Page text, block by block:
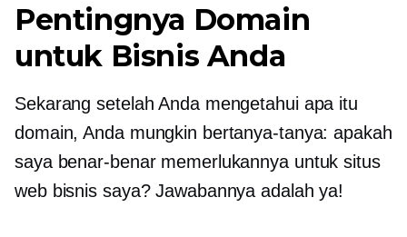
Pentingnya Domain
untuk Bisnis Anda
Sekarang setelah Anda mengetahui apa itu
domain, Anda mungkin bertanya-tanya: apakah
saya benar-benar memerlukannya untuk situs
web bisnis saya? Jawabannya adalah ya!